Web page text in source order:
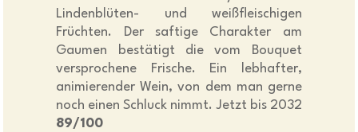
Lindenblüten- und weißfleischigen
Früchten. Der saftige Charakter am
Gaumen bestätigt die vom Bouquet
versprochene Frische. Ein lebhafter,
animierender Wein, von dem man gerne
noch einen Schluck nimmt. Jetzt bis 2032
89/100